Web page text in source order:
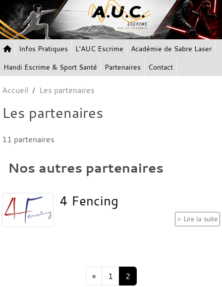
Infos Pratiques L'AUC Escrime
Académie de Sabre Laser
Handi Escrime & Sport Santé
Partenaires Contact
Accueil Les partenaires
Les partenaires
11 partenaires
Nos autres partenaires
4 Fencing
Lire la suite
« 1 2
Panneau de gestion des cookies